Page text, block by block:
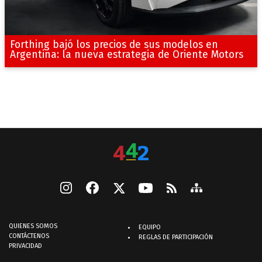
Forthing bajó los precios de sus modelos en
Argentina: la nueva estrategia de Oriente Motors
QUIENES SOMOS
CONTÁCTENOS
PRIVACIDAD
EQUIPO
REGLAS DE PARTICIPACIÓN